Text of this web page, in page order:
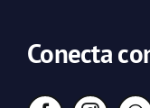
Conecta